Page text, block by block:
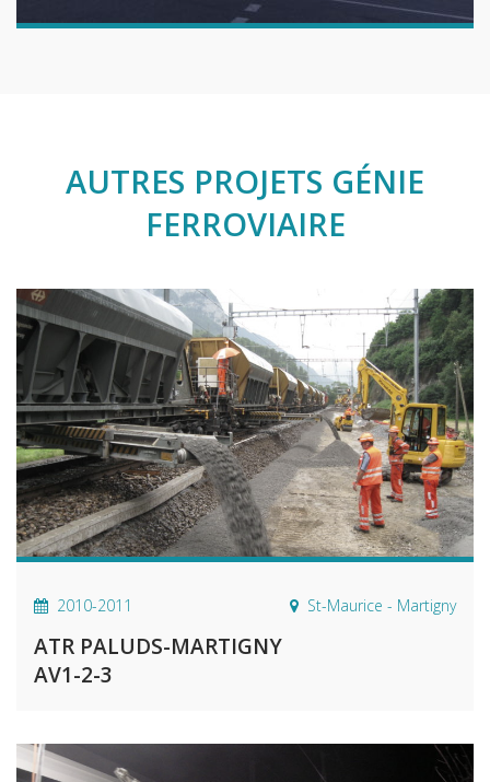
AUTRES PROJETS GÉNIE
FERROVIAIRE
2010-2011 St-Maurice - Martigny
ATR PALUDS-MARTIGNY
AV1-2-3